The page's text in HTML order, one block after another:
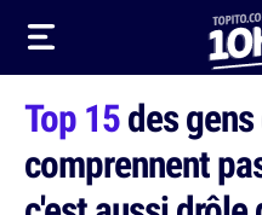
Top 15des
comprennent